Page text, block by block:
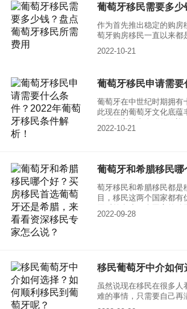
一时间备受海外投资者的
房地产市场增长稳定，作
葡萄牙也能脱颖而出。那
件具体有哪些呢？
作为首先推出稳定的购房
萄牙购房移民一直以来都
移民大军迅速涌入葡萄牙
牙移民的费用明细吗?葡
用呢?申请购房移民，除
之外，还包括一些其他类
编一起来看看葡萄牙移民
2022-10-21
葡萄牙在中世纪时期拥有
此现在的葡萄牙文化底蕴
久的战斗，尤其是近些年
牙移民条件解析！
2022-10-21
萄牙移民和希腊移民都是
目，移民这两个国家都有
移民和希腊移民哪个好？
2022-09-28
虽然说现在移民在很多人
难的事情，只需要自己再